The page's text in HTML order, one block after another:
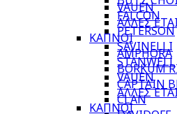
VAUEN
ΑΛΛΕΣ
ΚΑΠΝΟΙ
AMPHORA
BORKUM
CAPTAIN
CLAN
FALCON
PETERSON
SAVINELLI
STANWELL
VAUEN
ΑΛΛΕΣ
ΚΑΠΝΟΙ